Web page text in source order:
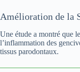
Amélioration de la
Une étude a montré que
l’inflammation des
tissus parodontaux.